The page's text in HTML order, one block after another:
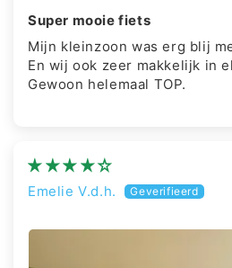
Super mooie fiets
Mijn kleinzoon was erg blij
En wij ook zeer makkelijk in
Gewoon helemaal TOP.
Emelie V.d.h.